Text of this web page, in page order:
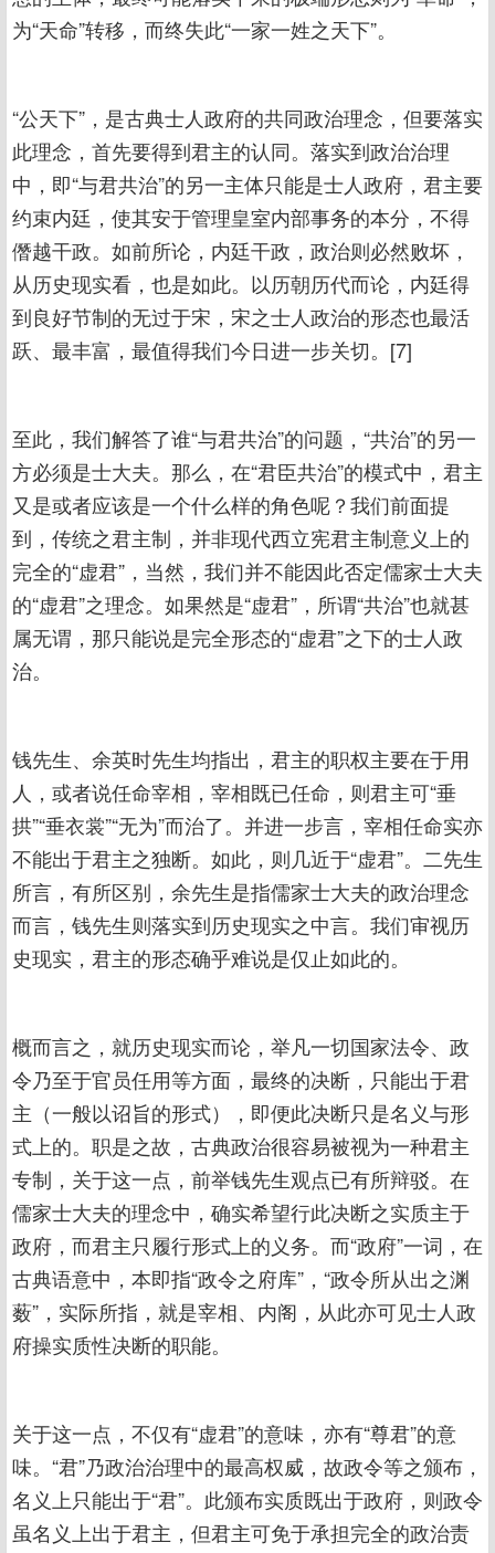
为“天命”转移，而终失此“一家一姓之天下”。
“公天下”，是古典士人政府的共同政治理念，但要落实
此理念，首先要得到君主的认同。落实到政治治理
中，即“与君共治”的另一主体只能是士人政府，君主要
约束内廷，使其安于管理皇室内部事务的本分，不得
僭越干政。如前所论，内廷干政，政治则必然败坏，
从历史现实看，也是如此。以历朝历代而论，内廷得
到良好节制的无过于宋，宋之士人政治的形态也最活
跃、最丰富，最值得我们今日进一步关切。[7]
至此，我们解答了谁“与君共治”的问题，“共治”的另一
方必须是士大夫。那么，在“君臣共治”的模式中，君主
又是或者应该是一个什么样的角色呢？我们前面提
到，传统之君主制，并非现代西立宪君主制意义上的
完全的“虚君”，当然，我们并不能因此否定儒家士大夫
的“虚君”之理念。如果然是“虚君”，所谓“共治”也就甚
属无谓，那只能说是完全形态的“虚君”之下的士人政
治。
钱先生、余英时先生均指出，君主的职权主要在于用
人，或者说任命宰相，宰相既已任命，则君主可“垂
拱”“垂衣裳”“无为”而治了。并进一步言，宰相任命实亦
不能出于君主之独断。如此，则几近于“虚君”。二先生
所言，有所区别，余先生是指儒家士大夫的政治理念
而言，钱先生则落实到历史现实之中言。我们审视历
史现实，君主的形态确乎难说是仅止如此的。
概而言之，就历史现实而论，举凡一切国家法令、政
令乃至于官员任用等方面，最终的决断，只能出于君
主（一般以诏旨的形式），即便此决断只是名义与形
式上的。职是之故，古典政治很容易被视为一种君主
专制，关于这一点，前举钱先生观点已有所辩驳。在
儒家士大夫的理念中，确实希望行此决断之实质主于
政府，而君主只履行形式上的义务。而“政府”一词，在
古典语意中，本即指“政令之府库”，“政令所从出之渊
薮”，实际所指，就是宰相、内阁，从此亦可见士人政
府操实质性决断的职能。
关于这一点，不仅有“虚君”的意味，亦有“尊君”的意
味。“君”乃政治治理中的最高权威，故政令等之颁布，
名义上只能出于“君”。此颁布实质既出于政府，则政令
虽名义上出于君主，但君主可免于承担完全的政治责